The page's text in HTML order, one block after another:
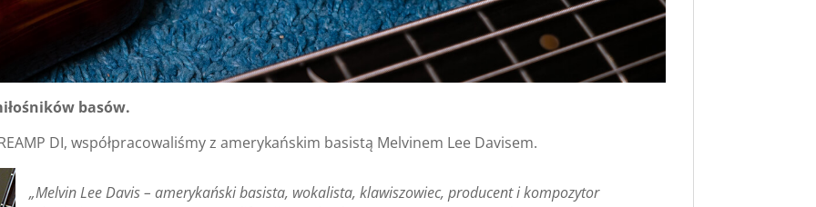
basów.
DI, współpracowaliśmy z amerykańskim basistą Melvinem Lee Davisem.
„Melvin Lee Davis – amerykański basista, wokalista, klawiszowiec, producent i kompozytor